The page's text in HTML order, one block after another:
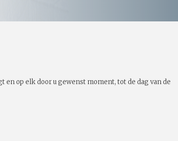
op elk door u gewenst moment, tot de dag van de